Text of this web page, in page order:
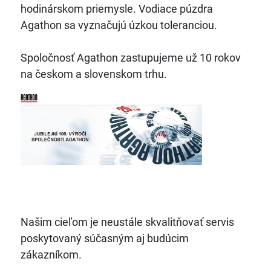
hodinárskom priemysle. Vodiace púzdra
Agathon sa vyznačujú úzkou toleranciou.
Spoločnosť Agathon zastupujeme už 10 rokov
na českom a slovenskom trhu.
Našim cieľom je neustále skvalitňovať servis
poskytovaný súčasným aj budúcim
zákazníkom.